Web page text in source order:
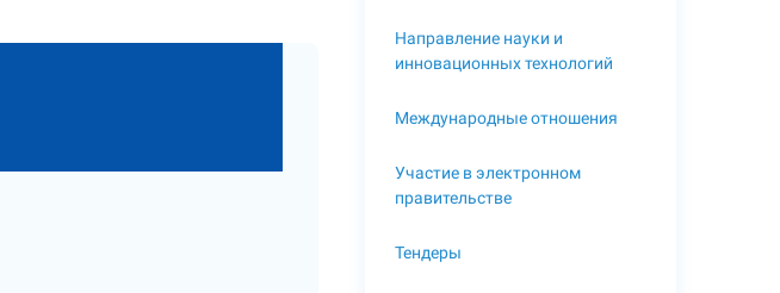
Направление науки и
инновационных технологий
Международные отношения
Участие в электронном
правительстве
Тендеры